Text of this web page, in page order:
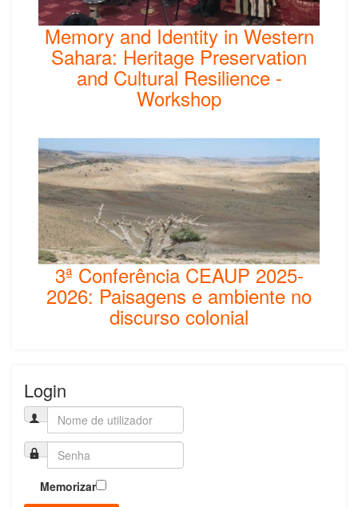
Memory and Identity in Western
Sahara: Heritage Preservation
and Cultural Resilience -
Workshop
3ª Conferência CEAUP 2025-
2026: Paisagens e ambiente no
discurso colonial
Login
Memorizar